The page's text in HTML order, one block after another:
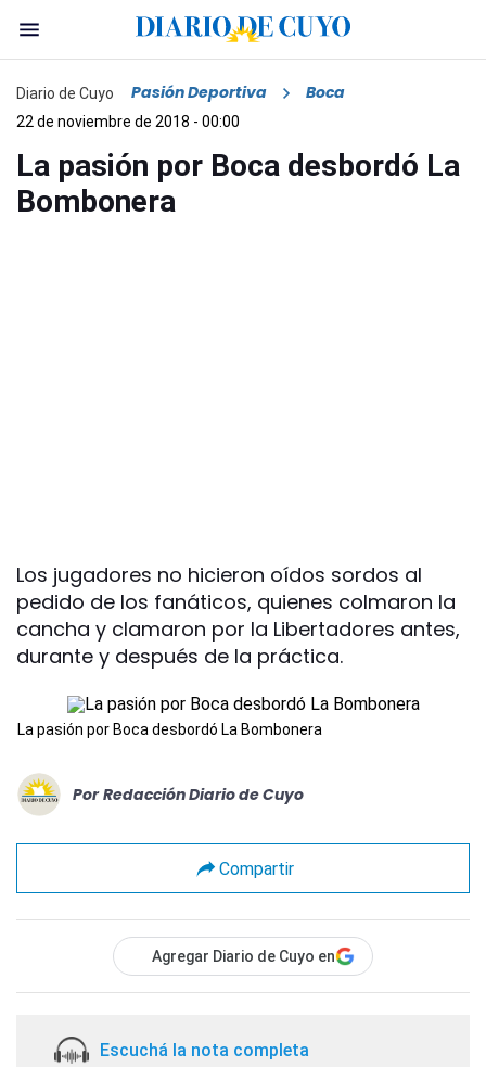
Diario de Cuyo Pasión Deportiva Boca
22 de noviembre de 2018 - 00:00
La pasión por Boca desbordó La
Bombonera
Los jugadores no hicieron oídos sordos al
pedido de los fanáticos, quienes colmaron la
cancha y clamaron por la Libertadores antes,
durante y después de la práctica.
La pasión por Boca desbordó La Bombonera
Por Redacción Diario de Cuyo
Compartir
Agregar Diario de Cuyo en
Escuchá la nota completa